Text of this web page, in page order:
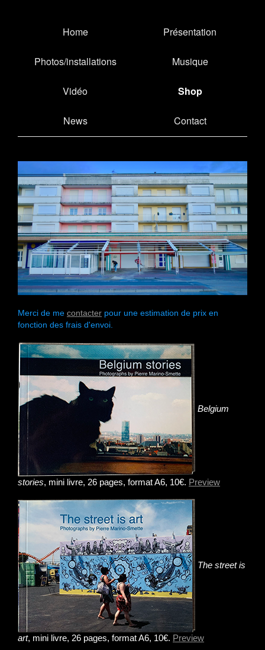
Home Présentation
Photos/installations Musique
Vidéo Shop
News Contact
Merci de me contacter pour une estimation de prix en
fonction des frais d'envoi.
Belgium
stories, mini livre, 26 pages, format A6, 10€. Preview
The street is
art, mini livre, 26 pages, format A6, 10€. Preview